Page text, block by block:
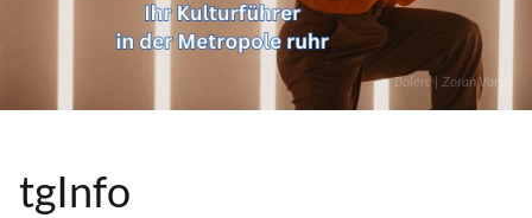
Boléro | Zoran Varga
tgInfo